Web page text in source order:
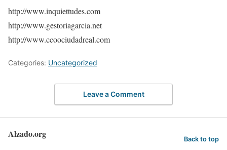
http://www.inquiettudes.com
http://www.gestoriagarcia.net
http://www.ccoociudadreal.com
Categories: Uncategorized
Leave a Comment
Alzado.org Back to top